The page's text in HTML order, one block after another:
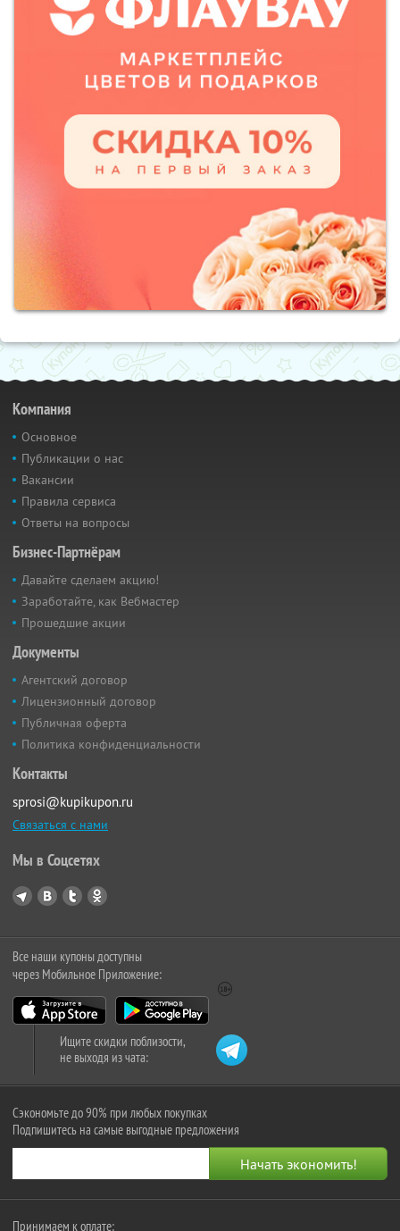
Компания
Основное
Публикации о нас
Вакансии
Правила сервиса
Ответы на вопросы
Бизнес-Партнёрам
Давайте сделаем акцию!
Заработайте, как Вебмастер
Прошедшие акции
Документы
Агентский договор
Лицензионный договор
Публичная оферта
Политика конфиденциальности
Контакты
sprosi@kupikupon.ru
Связаться с нами
Мы в Соцсетях
Все наши купоны доступны
через Мобильное Приложение:
Ищите скидки поблизости,
не выходя из чата:
Сэкономьте до 90% при любых покупках
Подпишитесь на самые выгодные предложения
Принимаем к оплате: